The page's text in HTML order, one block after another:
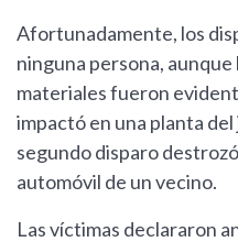
Afortunadamente, los
ninguna persona,
materiales fueron
impactó en una planta
segundo disparo
automóvil de un vecino.
Las víctimas declararon